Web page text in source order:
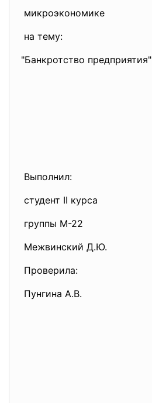
микроэкономике
на тему:
"Банкротство предприятия"
Выполнил:
студент II курса
группы М-22
Межвинский Д.Ю.
Проверила:
Пунгина А.В.